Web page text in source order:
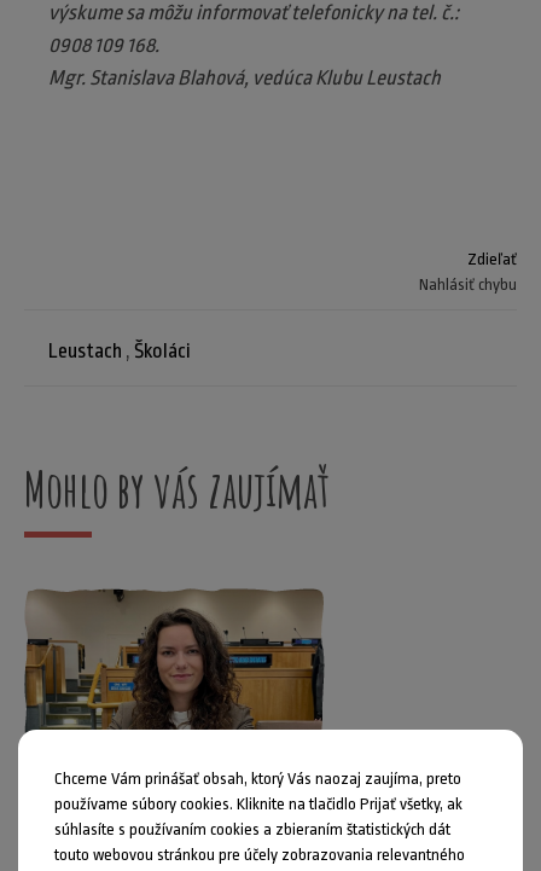
výskume sa môžu informovať telefonicky na tel. č.:
0908 109 168.
Mgr. Stanislava Blahová, vedúca Klubu Leustach
Zdieľať
Nahlásiť chybu
Leustach , Školáci
Mohlo by vás zaujímať
Chceme Vám prinášať obsah, ktorý Vás naozaj zaujíma, preto
používame súbory cookies. Kliknite na tlačidlo Prijať všetky, ak
súhlasíte s používaním cookies a zbieraním štatistických dát
touto webovou stránkou pre účely zobrazovania relevantného